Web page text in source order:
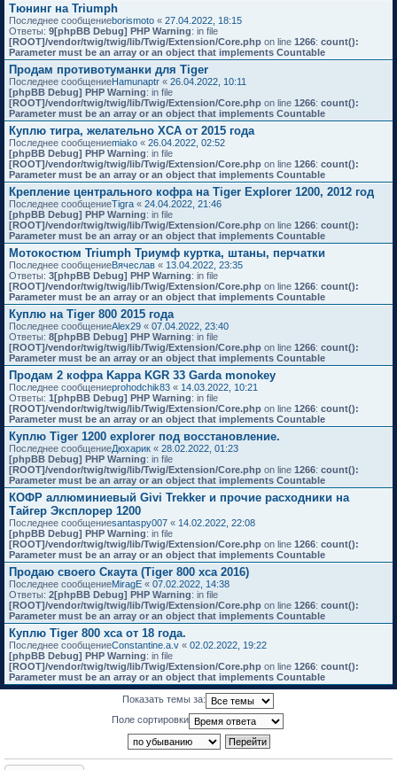
Тюнинг на Triumph
Последнее сообщениеborismoto « 27.04.2022, 18:15
Ответы: 9[phpBB Debug] PHP Warning: in file
[ROOT]/vendor/twig/twig/lib/Twig/Extension/Core.php on line 1266: count():
Parameter must be an array or an object that implements Countable
Продам противотуманки для Tiger
Последнее сообщениеHamunaptr « 26.04.2022, 10:11
[phpBB Debug] PHP Warning: in file
[ROOT]/vendor/twig/twig/lib/Twig/Extension/Core.php on line 1266: count():
Parameter must be an array or an object that implements Countable
Куплю тигра, желательно XCA от 2015 года
Последнее сообщениеmiako « 26.04.2022, 02:52
[phpBB Debug] PHP Warning: in file
[ROOT]/vendor/twig/twig/lib/Twig/Extension/Core.php on line 1266: count():
Parameter must be an array or an object that implements Countable
Крепление центрального кофра на Tiger Explorer 1200, 2012 год
Последнее сообщениеTigra « 24.04.2022, 21:46
[phpBB Debug] PHP Warning: in file
[ROOT]/vendor/twig/twig/lib/Twig/Extension/Core.php on line 1266: count():
Parameter must be an array or an object that implements Countable
Мотокостюм Triumph Триумф куртка, штаны, перчатки
Последнее сообщениеВячеслав « 13.04.2022, 23:35
Ответы: 3[phpBB Debug] PHP Warning: in file
[ROOT]/vendor/twig/twig/lib/Twig/Extension/Core.php on line 1266: count():
Parameter must be an array or an object that implements Countable
Куплю на Tiger 800 2015 года
Последнее сообщениеAlex29 « 07.04.2022, 23:40
Ответы: 8[phpBB Debug] PHP Warning: in file
[ROOT]/vendor/twig/twig/lib/Twig/Extension/Core.php on line 1266: count():
Parameter must be an array or an object that implements Countable
Продам 2 кофра Kappa KGR 33 Garda monokey
Последнее сообщениеprohodchik83 « 14.03.2022, 10:21
Ответы: 1[phpBB Debug] PHP Warning: in file
[ROOT]/vendor/twig/twig/lib/Twig/Extension/Core.php on line 1266: count():
Parameter must be an array or an object that implements Countable
Куплю Tiger 1200 explorer под восстановление.
Последнее сообщениеДюхарик « 28.02.2022, 01:23
[phpBB Debug] PHP Warning: in file
[ROOT]/vendor/twig/twig/lib/Twig/Extension/Core.php on line 1266: count():
Parameter must be an array or an object that implements Countable
КОФР аллюминиевый Givi Trekker и прочие расходники на
Тайгер Эксплорер 1200
Последнее сообщениеsantaspy007 « 14.02.2022, 22:08
[phpBB Debug] PHP Warning: in file
[ROOT]/vendor/twig/twig/lib/Twig/Extension/Core.php on line 1266: count():
Parameter must be an array or an object that implements Countable
Продаю своего Скаута (Tiger 800 xca 2016)
Последнее сообщениеMiragE « 07.02.2022, 14:38
Ответы: 2[phpBB Debug] PHP Warning: in file
[ROOT]/vendor/twig/twig/lib/Twig/Extension/Core.php on line 1266: count():
Parameter must be an array or an object that implements Countable
Куплю Tiger 800 xca от 18 года.
Последнее сообщениеConstantine.a.v « 02.02.2022, 19:22
[phpBB Debug] PHP Warning: in file
[ROOT]/vendor/twig/twig/lib/Twig/Extension/Core.php on line 1266: count():
Parameter must be an array or an object that implements Countable
Показать темы за:
Поле сортировки